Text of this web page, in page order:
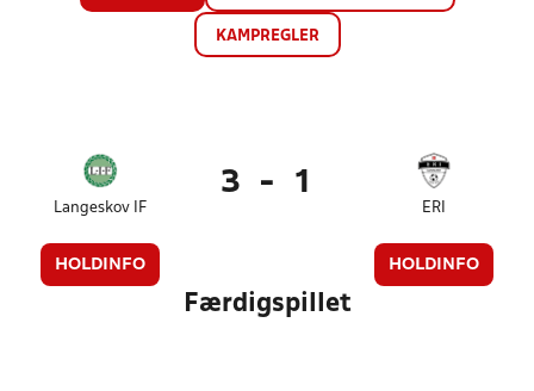
KAMPREGLER
Langeskov IF
HOLDINFO
3 - 1
ERI
HOLDINFO
Færdigspillet